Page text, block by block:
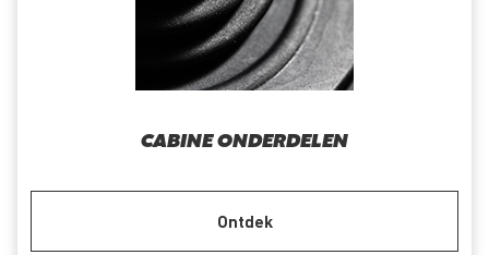
CABINE ONDERDELEN
Ontdek